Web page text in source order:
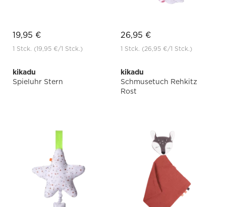
19,95 €
1 Stck. (19,95 €/1 Stck.)
26,95 €
1 Stck. (26,95 €/1 Stck.)
kikadu
Spieluhr Stern
kikadu
Schmusetuch Rehkitz
Rost